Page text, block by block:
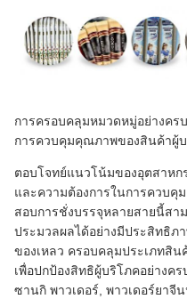
การครอบคลุมหมวดหมู่อย่างคร
การควบคุมคุณภาพของสินค้าผู้
ตอบโจทย์แนวโน้มของอุตสาห
และความต้องการในการควบคุ
สอบการชั่งบรรจุหลายสายนี้สา
ประมวลผลได้อย่างมีประสิทธิภ
ของเหลว ครอบคลุมประเภทสิ
เพื่อปกป้องสิทธิผู้บริโภคอย่างค
ซานกิ พาวเดอร์, พาวเดอร์ยาจี